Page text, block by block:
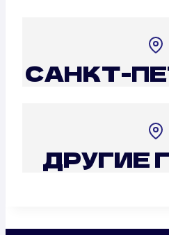
САНКТ-
ДРУГИЕ